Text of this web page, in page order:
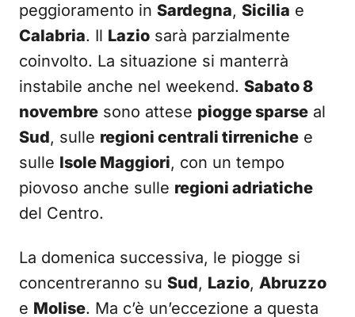
peggioramento in Sardegna, Sicilia e
Calabria. Il Lazio sarà parzialmente
coinvolto. La situazione si manterrà
instabile anche nel weekend. Sabato 8
novembre sono attese piogge sparse al
Sud, sulle regioni centrali tirreniche e
sulle Isole Maggiori, con un tempo
piovoso anche sulle regioni adriatiche
del Centro.
La domenica successiva, le piogge si
concentreranno su Sud, Lazio, Abruzzo
e Molise. Ma c’è un’eccezione a questa